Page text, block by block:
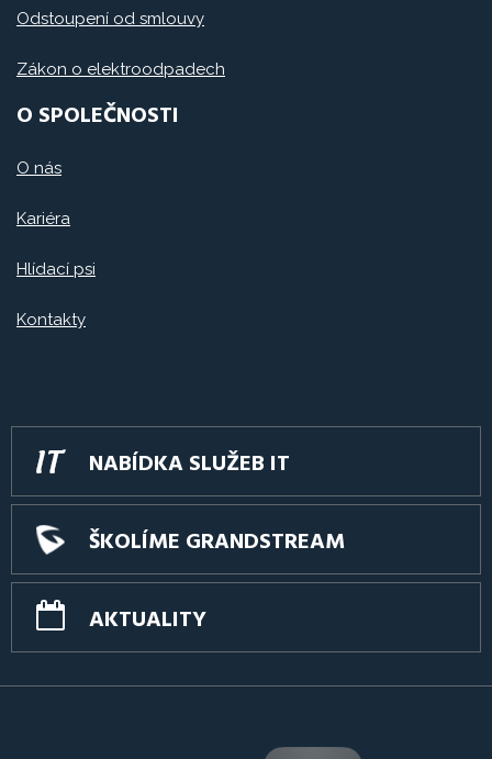
Odstoupení od smlouvy
Zákon o elektroodpadech
O SPOLEČNOSTI
O nás
Kariéra
Hlídací psi
Kontakty
NABÍDKA SLUŽEB IT
ŠKOLÍME GRANDSTREAM
AKTUALITY